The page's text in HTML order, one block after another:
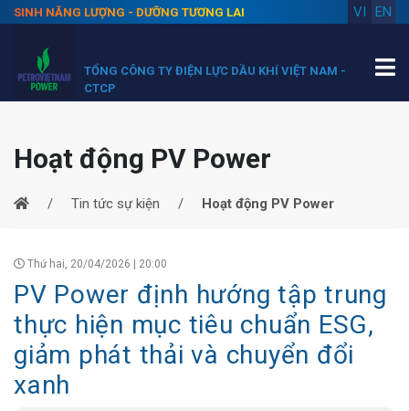
SINH NĂNG LƯỢNG - DƯỠNG TƯƠNG LAI EN
VI
TỔNG CÔNG TY ĐIỆN LỰC DẦU KHÍ VIỆT NAM -
CTCP
Hoạt động PV Power
Tin tức sự kiện Hoạt động PV Power
Thứ hai, 20/04/2026 | 20:00
PV Power định hướng tập trung
thực hiện mục tiêu chuẩn ESG,
giảm phát thải và chuyển đổi
xanh